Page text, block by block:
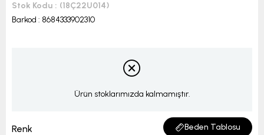
Stok Kodu
(18Ç22U014)
Barkod : 8684333902310
Ürün stoklarımızda kalmamıştır.
Renk Beden Tablosu